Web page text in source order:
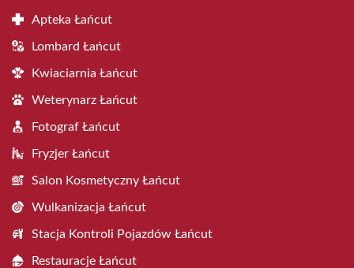
Apteka Łańcut
Lombard Łańcut
Kwiaciarnia Łańcut
Weterynarz Łańcut
Fotograf Łańcut
Fryzjer Łańcut
Salon Kosmetyczny Łańcut
Wulkanizacja Łańcut
Stacja Kontroli Pojazdów Łańcut
Restauracje Łańcut